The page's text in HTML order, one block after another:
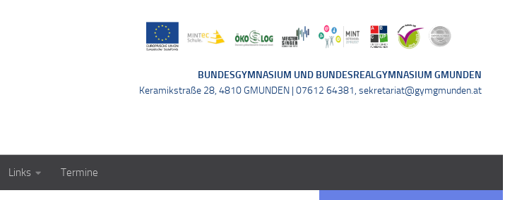
BUNDESGYMNASIUM UND BUNDESREALGYMNASIUM GMUNDEN
Keramikstraße 28, 4810 GMUNDEN | 07612 64381, sekretariat@gymgmunden.at
Links Termine